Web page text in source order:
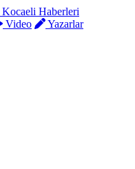
Video
Yazarlar